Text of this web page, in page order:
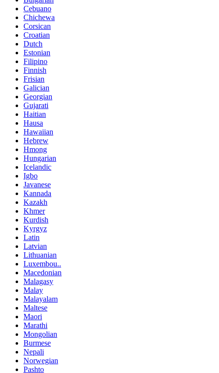
Cebuano
Chichewa
Corsican
Croatian
Dutch
Estonian
Filipino
Finnish
Frisian
Galician
Georgian
Gujarati
Haitian
Hausa
Hawaiian
Hebrew
Hmong
Hungarian
Icelandic
Igbo
Javanese
Kannada
Kazakh
Khmer
Kurdish
Kyrgyz
Latin
Latvian
Lithuanian
Luxembou..
Macedonian
Malagasy
Malay
Malayalam
Maltese
Maori
Marathi
Mongolian
Burmese
Nepali
Norwegian
Pashto